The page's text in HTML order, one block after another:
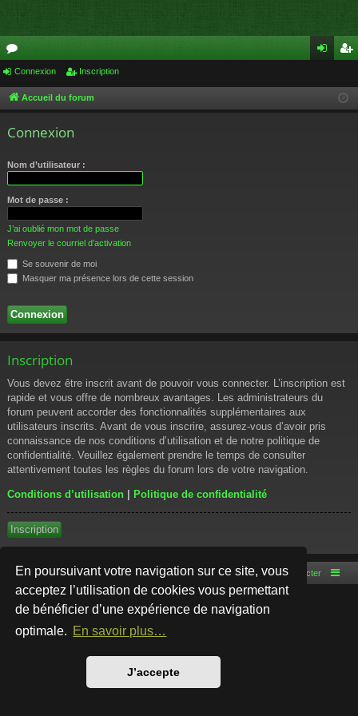
En poursuivant votre navigation sur ce site, vous
acceptez l’utilisation de cookies vous permettant
de bénéficier d’une expérience de navigation
optimale. En savoir plus…
J’accepte
or
u cri
Connexion Inscription
Accueil du forum
Connexion
Nom d’utilisateur :
Mot de passe :
J’ai oublié mon mot de passe
Renvoyer le courriel d’activation
Se souvenir de moi
Masquer ma présence lors de cette session
Inscription
Vous devez être inscrit avant de pouvoir vous connecter. L’inscription est
rapide et vous offre de nombreux avantages. Les administrateurs du
forum peuvent accorder des fonctionnalités supplémentaires aux
utilisateurs inscrits. Avant de vous inscrire, assurez-vous d’avoir pris
connaissance de nos conditions d’utilisation et de notre politique de
confidentialité. Veuillez également prendre le temps de consulter
attentivement toutes les règles du forum lors de votre navigation.
Conditions d’utilisation | Politique de confidentialité
Inscription
Accueil du forum Nous contacter
Développé parphpBB® Forum Software © phpBB Limited
Style par
Traduction française officielle